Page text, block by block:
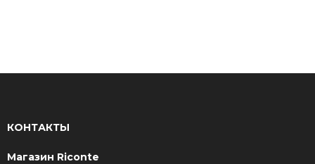
КОНТАКТЫ
Магазин Riconte